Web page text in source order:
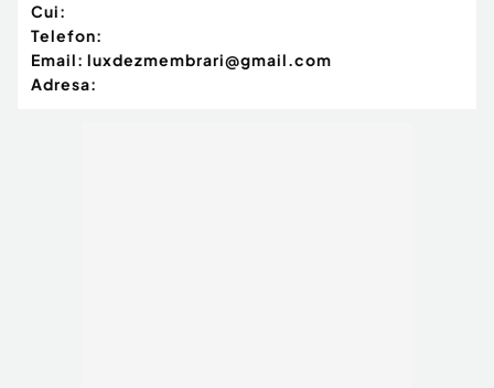
Cui:
Telefon:
Email: luxdezmembrari@gmail.com
Adresa: